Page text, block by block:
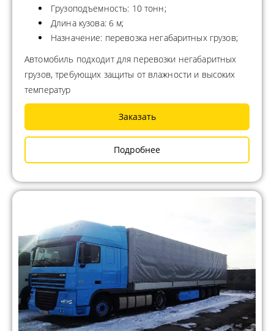
Грузоподъемность: 10 тонн;
Длина кузова: 6 м;
Назначение: перевозка негабаритных грузов;
Автомобиль подходит для перевозки негабаритных
грузов, требующих защиты от влажности и высоких
температур
Заказать
Подробнее